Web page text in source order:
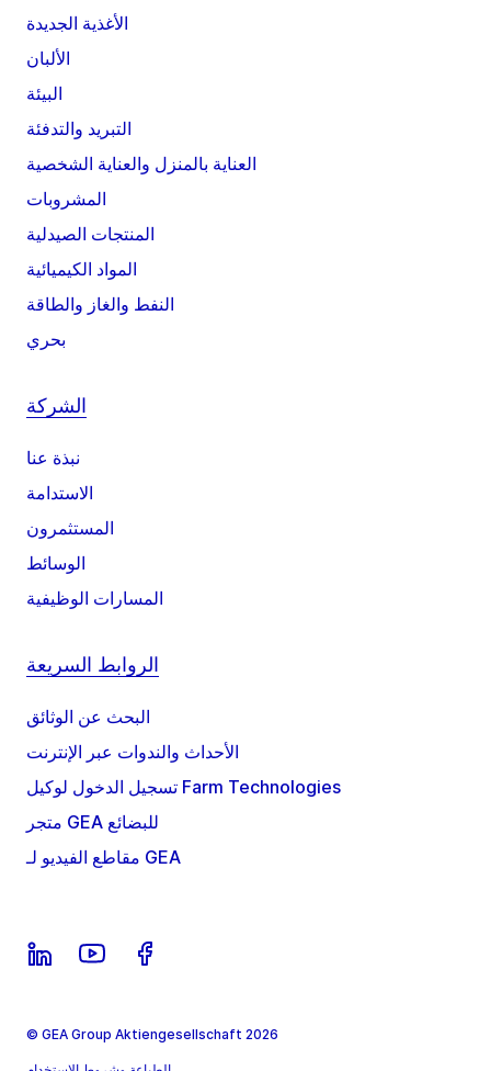
الأغذية الجديدة
الألبان
البيئة
التبريد والتدفئة
العناية بالمنزل والعناية الشخصية
المشروبات
المنتجات الصيدلية
المواد الكيميائية
النفط والغاز والطاقة
بحري
الشركة
نبذة عنا
الاستدامة
المستثمرون
الوسائط
المسارات الوظيفية
الروابط السريعة
البحث عن الوثائق
الأحداث والندوات عبر الإنترنت
تسجيل الدخول لوكيل Farm Technologies
متجر GEA للبضائع
مقاطع الفيديو لـ GEA
© GEA Group Aktiengesellschaft 2026